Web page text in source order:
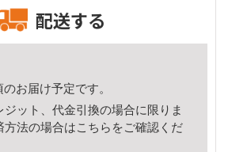
配送する
お届け予定です。
ット、代金引換の場合に限りま
方法の場合はこちら をご確認くだ